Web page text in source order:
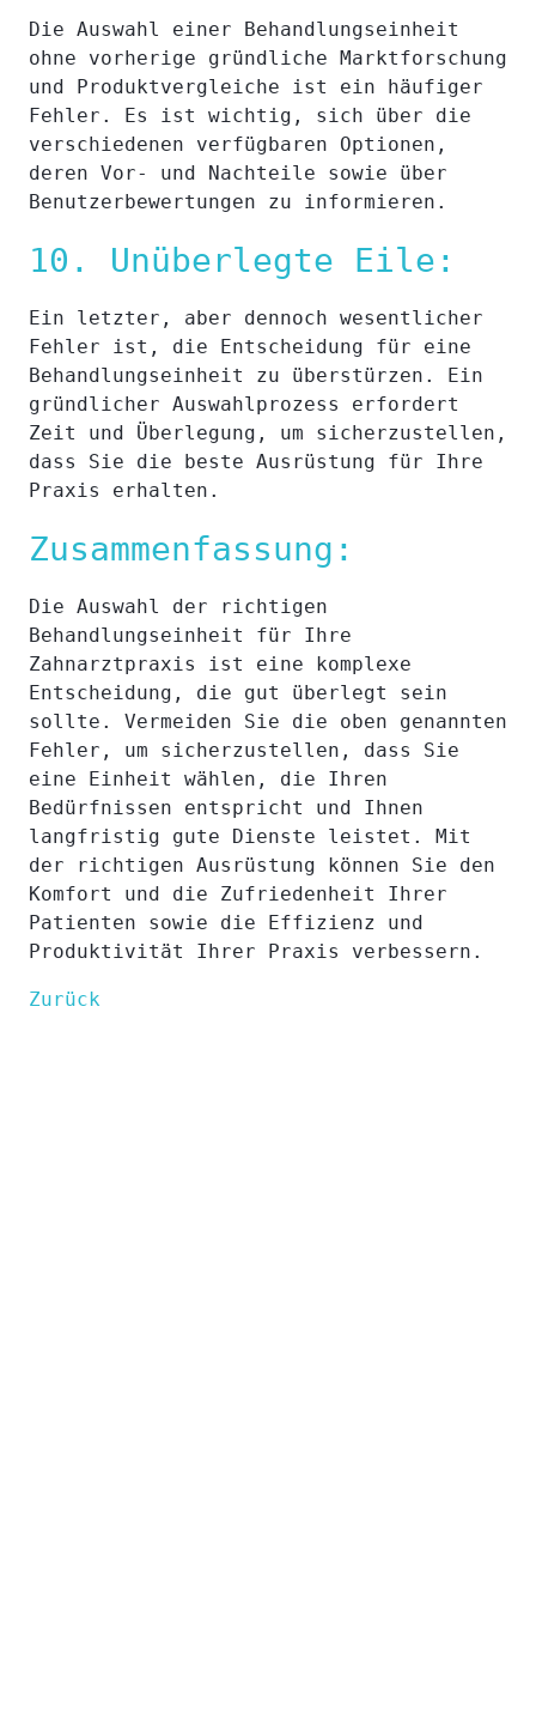
Die Auswahl einer Behandlungseinheit
ohne vorherige gründliche Marktforschung
und Produktvergleiche ist ein häufiger
Fehler. Es ist wichtig, sich über die
verschiedenen verfügbaren Optionen,
deren Vor- und Nachteile sowie über
Benutzerbewertungen zu informieren.
10. Unüberlegte Eile:
Ein letzter, aber dennoch wesentlicher
Fehler ist, die Entscheidung für eine
Behandlungseinheit zu überstürzen. Ein
gründlicher Auswahlprozess erfordert
Zeit und Überlegung, um sicherzustellen,
dass Sie die beste Ausrüstung für Ihre
Praxis erhalten.
Zusammenfassung:
Die Auswahl der richtigen
Behandlungseinheit für Ihre
Zahnarztpraxis ist eine komplexe
Entscheidung, die gut überlegt sein
sollte. Vermeiden Sie die oben genannten
Fehler, um sicherzustellen, dass Sie
eine Einheit wählen, die Ihren
Bedürfnissen entspricht und Ihnen
langfristig gute Dienste leistet. Mit
der richtigen Ausrüstung können Sie den
Komfort und die Zufriedenheit Ihrer
Patienten sowie die Effizienz und
Produktivität Ihrer Praxis verbessern.
Zurück